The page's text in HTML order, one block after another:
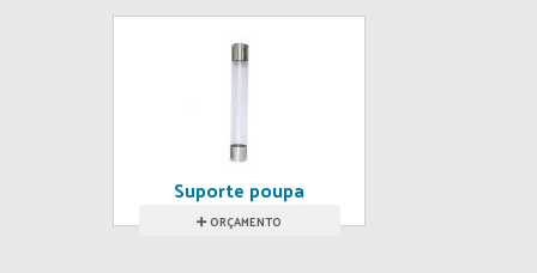
Suporte poupa
copo p/cafe
ORÇAMENTO